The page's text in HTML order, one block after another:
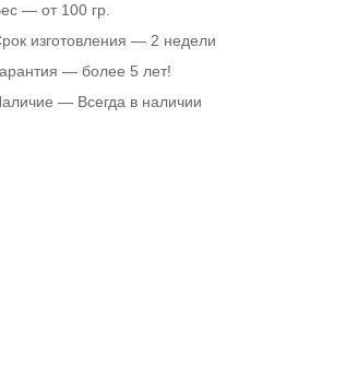
— от 100 гр.
изготовления — 2 недели
— более 5 лет!
— Всегда в наличии